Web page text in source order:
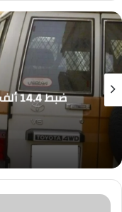
أمازون